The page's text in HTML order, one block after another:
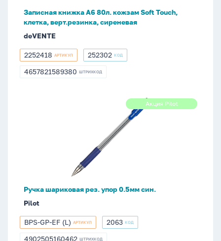
верт.резинка,
сиреневая
Записная книжка А6 80л. кожзам Soft Touch,
клетка, верт.резинка, сиреневая
deVENTE
2252418
2252418 АРТИКУЛ 252302
252302 КОД
4657821589380
4657821589380 ШТРИХКОД
Акция
Акция Pilot
Ручка шариковая рез. упор 0.5мм син.
Pilot
BPS-
GP-
BPS-GP-EF (L) АРТИКУЛ 2063
2063 КОД
4902505160462 ШТРИХКОД